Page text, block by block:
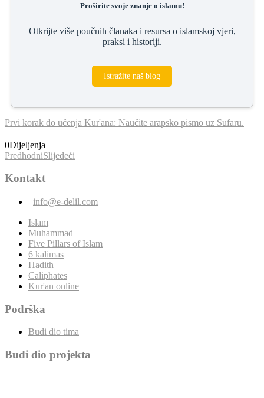
Proširite svoje znanje o islamu!
Otkrijte više poučnih članaka i resursa o islamskoj vjeri,
praksi i historiji.
Istražite naš blog
Prvi korak do učenja Kur'ana: Naučite arapsko pismo uz Sufaru.
0Dijeljenja
PredhodniSlijedeći
Kontakt
info@e-delil.com
Islam
Muhammad
Five Pillars of Islam
6 kalimas
Hadith
Caliphates
Kur'an online
Podrška
Budi dio tima
Budi dio projekta